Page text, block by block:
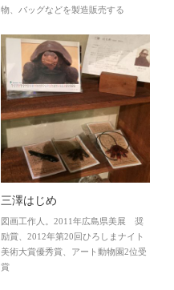
物、バッグなどを製造販売する
三澤はじめ
図画工作人。2011年広島県美展 奨
励賞、2012年第20回ひろしまナイト
美術大賞優秀賞、アート動物園2位受
賞